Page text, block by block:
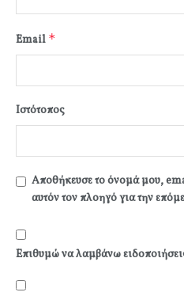
Email *
Ιστότοπος
Αποθήκευσε το όνομά μου,
αυτόν τον πλοηγό για την
Επιθυμώ να λαμβάνω